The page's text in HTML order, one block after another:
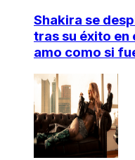
Shakira se
tras su éxito en
amo como si